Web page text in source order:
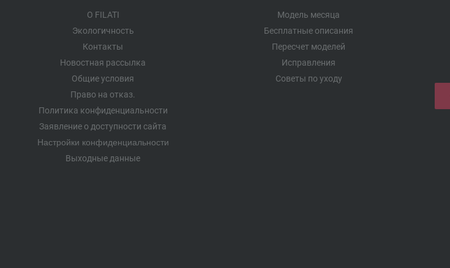
О FILATI
Экологичность
Контакты
Новостная рассылка
Общие условия
Право на отказ.
Политика конфиденциальности
Заявление о доступности сайта
Настройки конфиденциальности
Выходные данные
Модель месяца
Бесплатные описания
Пересчет моделей
Исправления
Советы по уходу